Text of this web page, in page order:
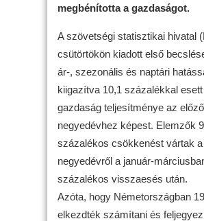
megbénította a gazdaságot.
A szövetségi statisztikai hivatal
csütörtökön kiadott első
ár-, szezonális és naptári
kiigazítva 10,1 százalékkal
gazdaság teljesítménye az előző
negyedévhez képest. Elemzők 9
százalékos csökkenést vártak
negyedévről a január-
százalékos visszaesés után.
Azóta, hogy Németországban
elkezdték számítani és